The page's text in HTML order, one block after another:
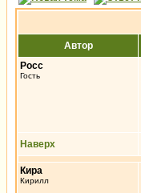
Автор
Росс
Гость
Наверх
Кира
Кирилл